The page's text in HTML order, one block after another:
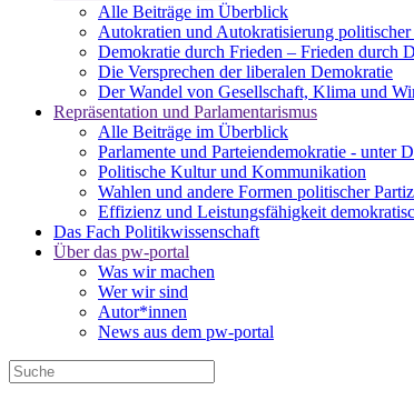
Alle Beiträge im Überblick
Autokratien und Autokratisierung politischer
Demokratie durch Frieden – Frieden durch
Die Versprechen der liberalen Demokratie
Der Wandel von Gesellschaft, Klima und
Repräsentation und Parlamentarismus
Alle Beiträge im Überblick
Parlamente und Parteiendemokratie - unter
Politische Kultur und Kommunikation
Wahlen und andere Formen politischer
Effizienz und Leistungsfähigkeit
Das Fach Politikwissenschaft
Über das pw-portal
Was wir machen
Wer wir sind
Autor*innen
News aus dem pw-portal